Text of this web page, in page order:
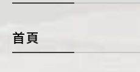
首頁